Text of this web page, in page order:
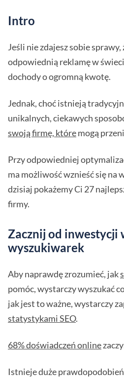
Intro
Jeśli nie zdajesz sobie sprawy,
odpowiednią reklamę w
dochody o ogromną kwotę.
Jednak, choć istnieją
unikalnych, ciekawych
swoją firmę, któremogą
Przy odpowiedniej
ma możliwość wznieść się na
dzisiaj pokażemy Ci 27
firmy.
Zacznij od inwestycji
wyszukiwarek
Aby naprawdę zrozumieć, jak
pomóc, wystarczy wyszukać
jak jest to ważne, wystarczy
statystykami SEO.
68% doświadczeń online
Istnieje duże